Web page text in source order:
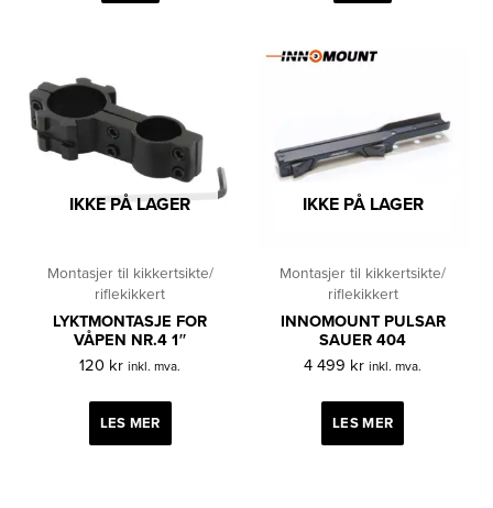
IKKE PÅ LAGER
Montasjer til kikkertsikte/
riflekikkert
LYKTMONTASJE FOR
VÅPEN NR.4 1″
120 kr inkl. mva.
LES MER
IKKE PÅ LAGER
Montasjer til kikkertsikte/
riflekikkert
INNOMOUNT PULSAR
SAUER 404
4 499 kr inkl. mva.
LES MER